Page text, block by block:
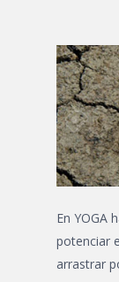
En YOGA
potenciar
arrastrar